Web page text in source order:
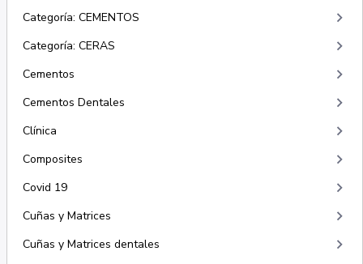
Categoría: CEMENTOS keyboard_arrow_right
Categoría: CERAS keyboard_arrow_right
Cementos keyboard_arrow_right
Cementos Dentales keyboard_arrow_right
Clínica keyboard_arrow_right
Composites keyboard_arrow_right
Covid 19 keyboard_arrow_right
Cuñas y Matrices keyboard_arrow_right
Cuñas y Matrices dentales keyboard_arrow_right